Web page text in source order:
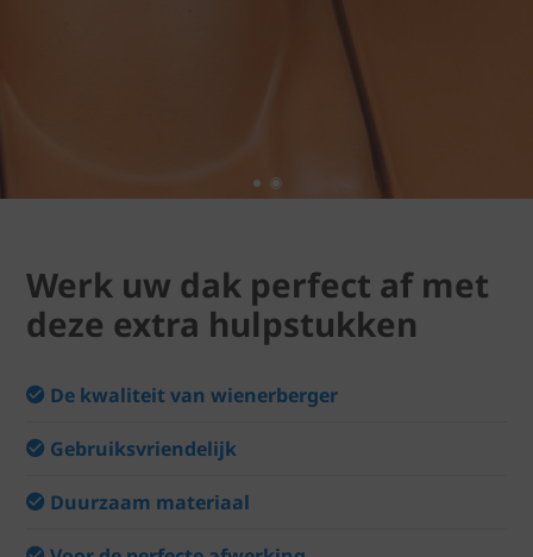
Werk uw dak perfect af met
deze extra hulpstukken
De kwaliteit van wienerberger
Gebruiksvriendelijk
Duurzaam materiaal